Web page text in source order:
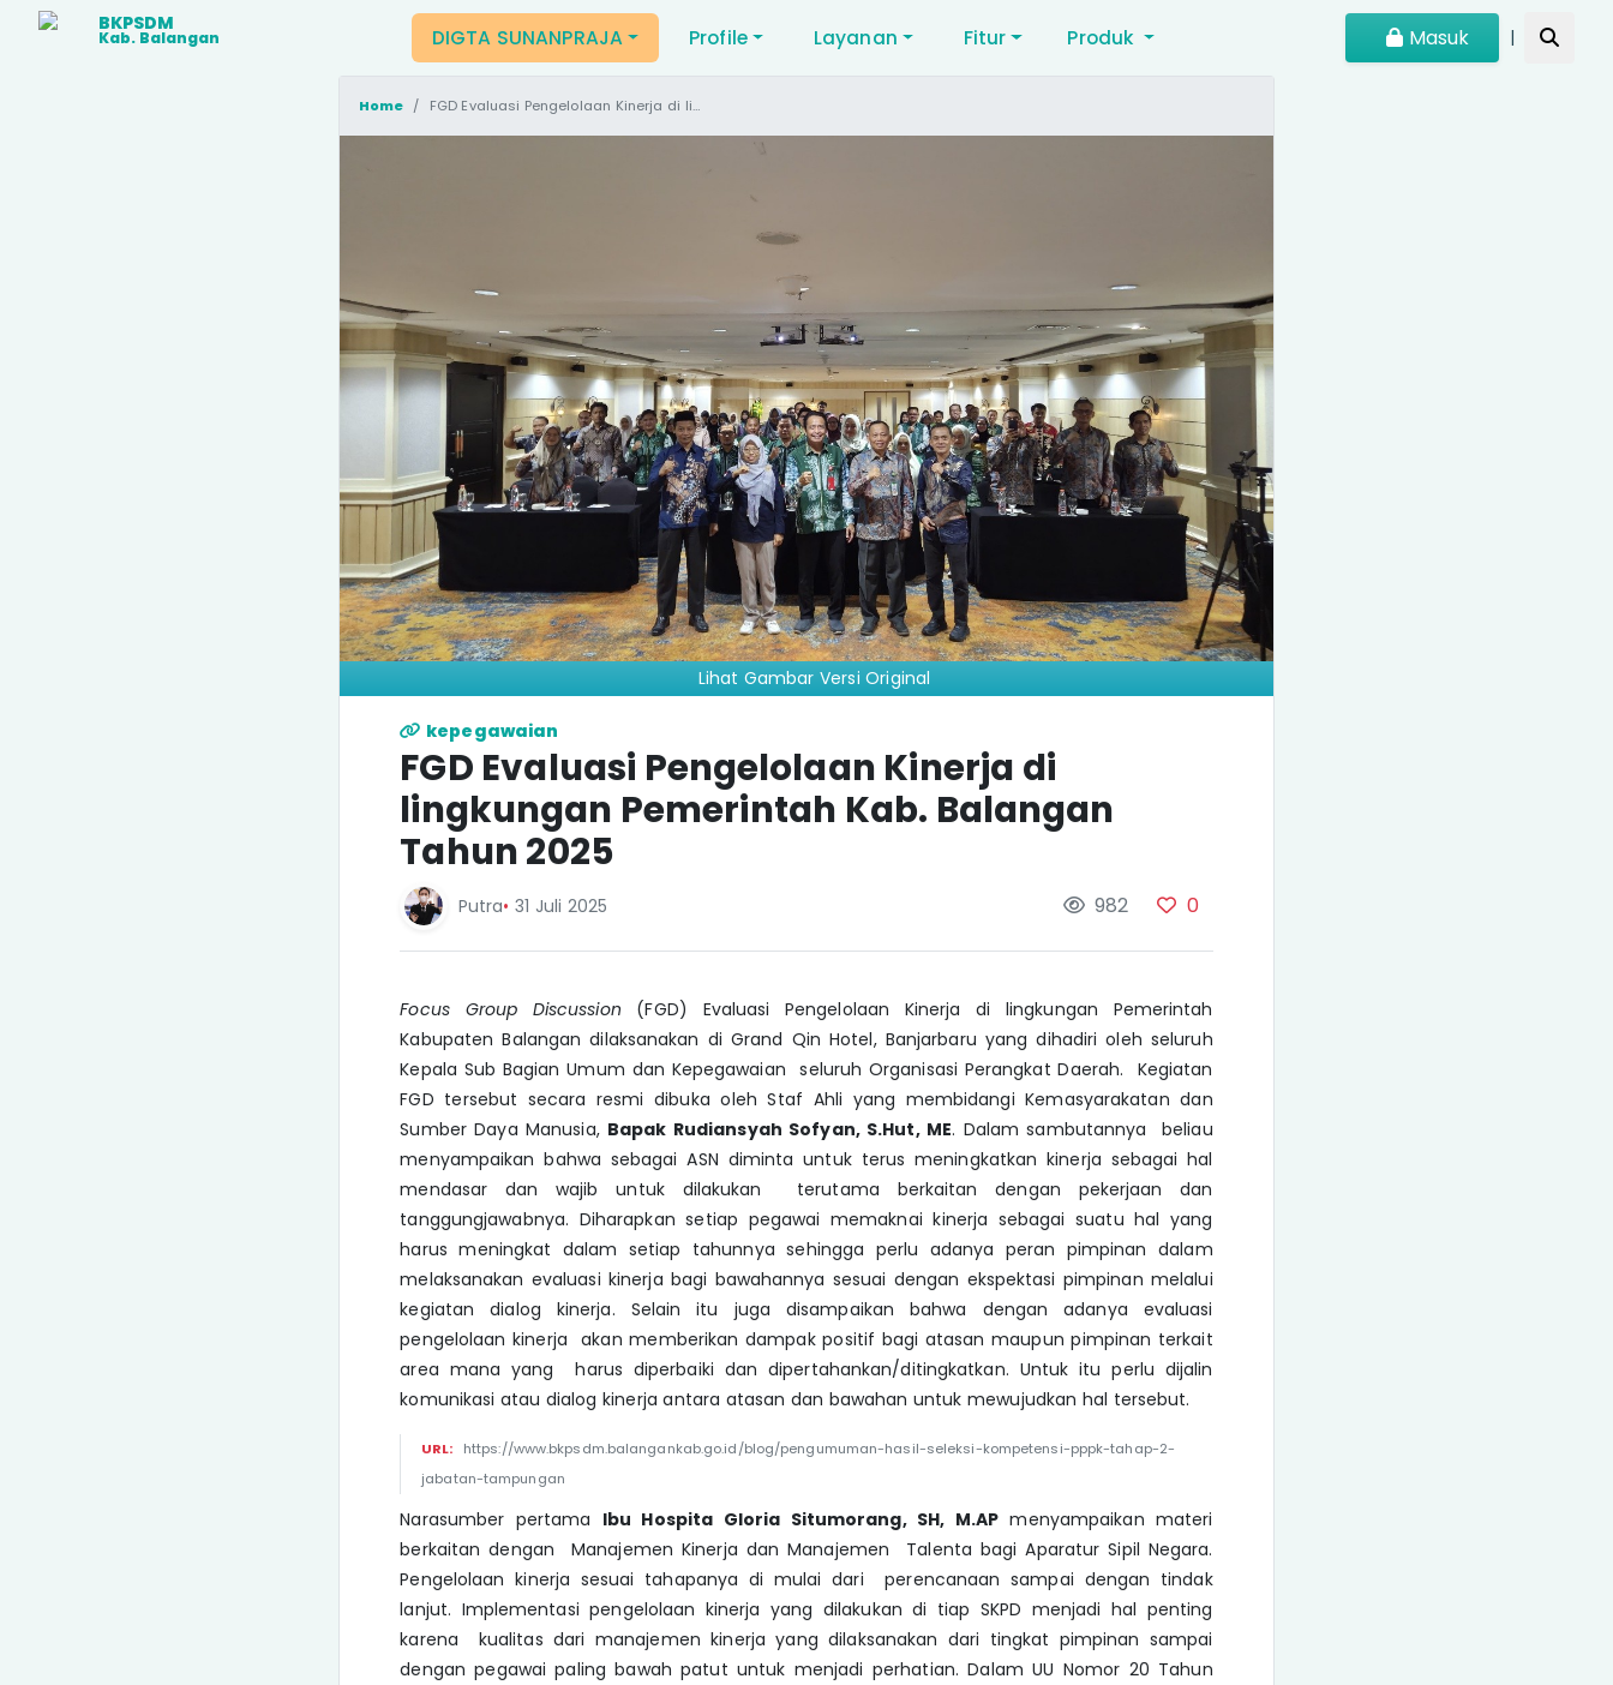
BKPSDM
Kab. Balangan DIGTA SUNANPRAJA Profile Layanan Fitur Produk Masuk |
Home FGD Evaluasi Pengelolaan Kinerja di lingkungan Pemerintah Kab. Balangan Tahun 2025
Lihat Gambar Versi Original
kepegawaian
FGD Evaluasi Pengelolaan Kinerja di
lingkungan Pemerintah Kab. Balangan
Tahun 2025
Putra• 31 Juli 2025 982 0
Focus Group Discussion (FGD) Evaluasi Pengelolaan Kinerja di lingkungan Pemerintah
Kabupaten Balangan dilaksanakan di Grand Qin Hotel, Banjarbaru yang dihadiri oleh seluruh
Kepala Sub Bagian Umum dan Kepegawaian seluruh Organisasi Perangkat Daerah. Kegiatan
FGD tersebut secara resmi dibuka oleh Staf Ahli yang membidangi Kemasyarakatan dan
Sumber Daya Manusia, Bapak Rudiansyah Sofyan, S.Hut, ME. Dalam sambutannya beliau
menyampaikan bahwa sebagai ASN diminta untuk terus meningkatkan kinerja sebagai hal
mendasar dan wajib untuk dilakukan terutama berkaitan dengan pekerjaan dan
tanggungjawabnya. Diharapkan setiap pegawai memaknai kinerja sebagai suatu hal yang
harus meningkat dalam setiap tahunnya sehingga perlu adanya peran pimpinan dalam
melaksanakan evaluasi kinerja bagi bawahannya sesuai dengan ekspektasi pimpinan melalui
kegiatan dialog kinerja. Selain itu juga disampaikan bahwa dengan adanya evaluasi
pengelolaan kinerja akan memberikan dampak positif bagi atasan maupun pimpinan terkait
area mana yang harus diperbaiki dan dipertahankan/ditingkatkan. Untuk itu perlu dijalin
komunikasi atau dialog kinerja antara atasan dan bawahan untuk mewujudkan hal tersebut.
URL:
https://www.bkpsdm.balangankab.go.id/blog/pengumuman-hasil-seleksi-kompetensi-pppk-tahap-2-
jabatan-tampungan
Narasumber pertama Ibu Hospita Gloria Situmorang, SH, M.AP menyampaikan materi
berkaitan dengan Manajemen Kinerja dan Manajemen Talenta bagi Aparatur Sipil Negara.
Pengelolaan kinerja sesuai tahapanya di mulai dari perencanaan sampai dengan tindak
lanjut. Implementasi pengelolaan kinerja yang dilakukan di tiap SKPD menjadi hal penting
karena kualitas dari manajemen kinerja yang dilaksanakan dari tingkat pimpinan sampai
dengan pegawai paling bawah patut untuk menjadi perhatian. Dalam UU Nomor 20 Tahun